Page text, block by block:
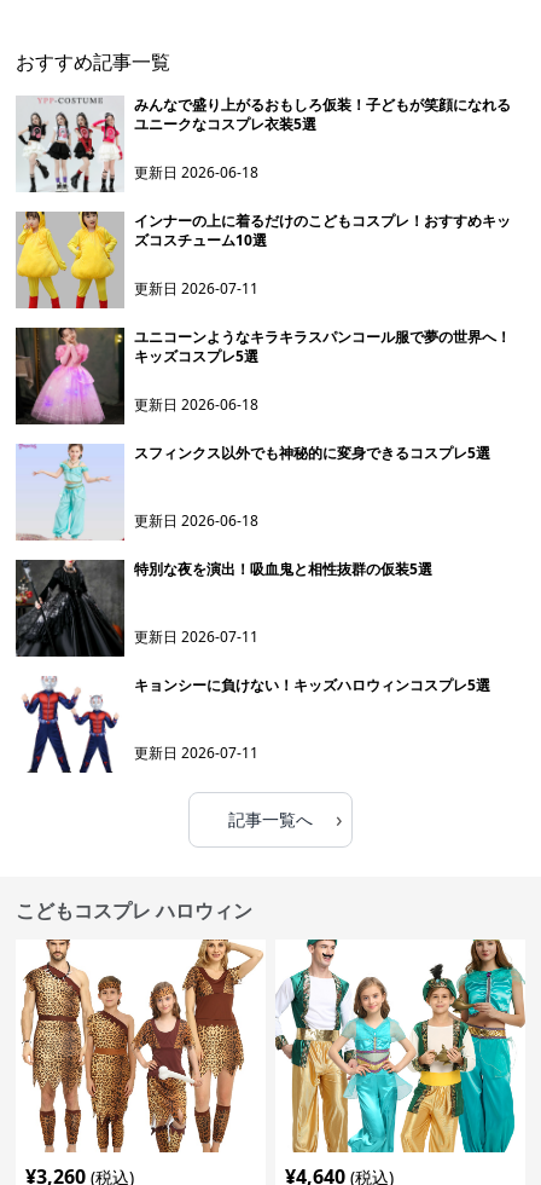
おすすめ記事一覧
みんなで盛り上がるおもしろ仮装！子どもが笑顔になれる
ユニークなコスプレ衣装5選
更新日2026-06-18
インナーの上に着るだけのこどもコスプレ！おすすめキッ
ズコスチューム10選
更新日2026-07-11
ユニコーンようなキラキラスパンコール服で夢の世界へ！
キッズコスプレ5選
更新日2026-06-18
スフィンクス以外でも神秘的に変身できるコスプレ5選
更新日2026-06-18
特別な夜を演出！吸血鬼と相性抜群の仮装5選
更新日2026-07-11
キョンシーに負けない！キッズハロウィンコスプレ5選
更新日2026-07-11
記事一覧へ ›
こどもコスプレ ハロウィン
¥3,260 (税込) ¥4,640 (税込)